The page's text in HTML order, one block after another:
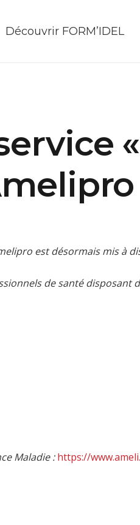
Découvrir FORM’IDEL
est désormais mis à
de santé disposant
Maladie :https://